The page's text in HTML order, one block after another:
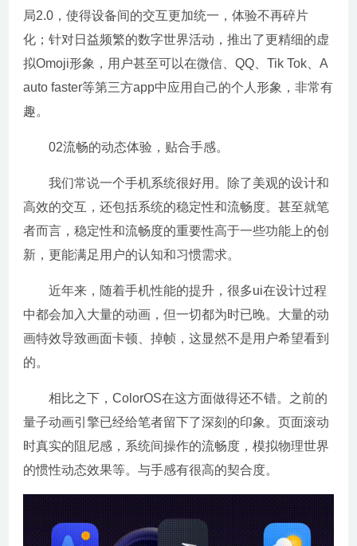
局2.0，使得设备间的交互更加统一，体验不再碎片
化；针对日益频繁的数字世界活动，推出了更精细的虚
拟Omoji形象，用户甚至可以在微信、QQ、Tik Tok、A
auto faster等第三方app中应用自己的个人形象，非常有
趣。
02流畅的动态体验，贴合手感。
我们常说一个手机系统很好用。除了美观的设计和
高效的交互，还包括系统的稳定性和流畅度。甚至就笔
者而言，稳定性和流畅度的重要性高于一些功能上的创
新，更能满足用户的认知和习惯需求。
近年来，随着手机性能的提升，很多ui在设计过程
中都会加入大量的动画，但一切都为时已晚。大量的动
画特效导致画面卡顿、掉帧，这显然不是用户希望看到
的。
相比之下，ColorOS在这方面做得还不错。之前的
量子动画引擎已经给笔者留下了深刻的印象。页面滚动
时真实的阻尼感，系统间操作的流畅度，模拟物理世界
的惯性动态效果等。与手感有很高的契合度。